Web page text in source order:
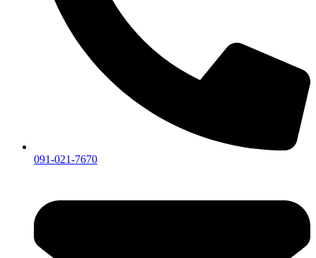
091-021-7670